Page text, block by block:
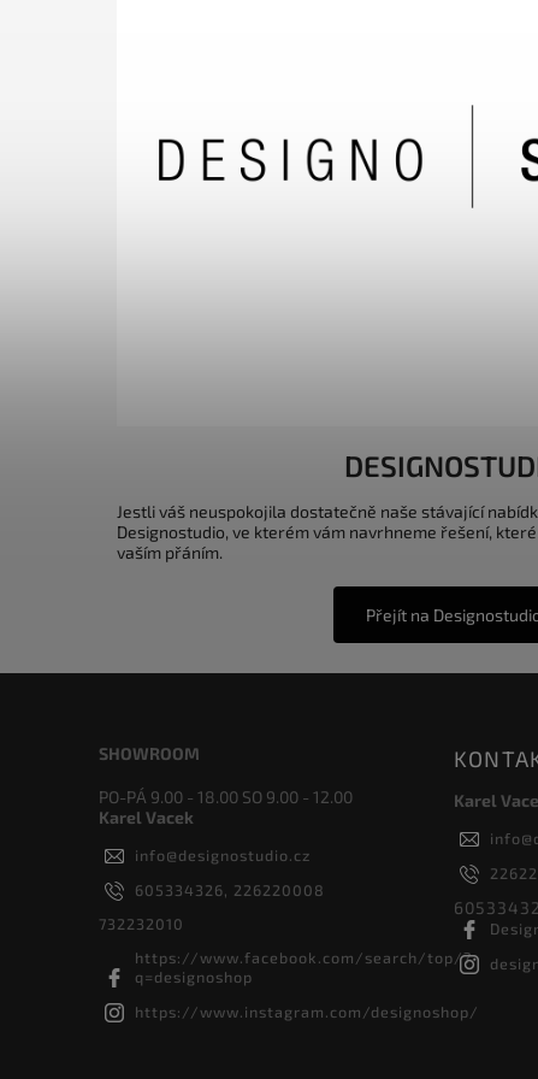
Jestli váš neuspokojila dostatečně naše stávající
Designostudio, ve kterém vám navrhneme řešení,
vaším přáním.
Přejít na
SHOWROOM
PO-PÁ 9.00 - 18.00 SO 9.00 - 12.00
Karel Vacek
info@designostudio.cz
605334326, 226220008
732232010
https://www.facebook.com/search/top/?
q=designoshop
https://www.instagram.com/designoshop/
Karel
info@